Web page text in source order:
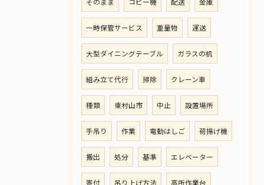
一時保管サービス 重量物 運送
大型ダイニングテーブル ガラスの机
組み立て代行 掃除 クレーン車
種類 東村山市 中止 設置場所
手吊り 作業 電動はしご 荷揚げ機
搬出 処分 基準 エレベーター
寄付 吊り上げ方法 高所作業台